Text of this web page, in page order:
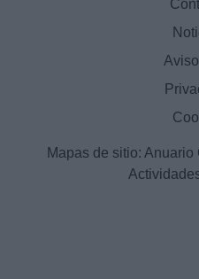
Mapas de sitio: Anuario